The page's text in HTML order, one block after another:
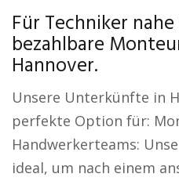
Für Techniker
bezahlbare
Hannover.
Unsere Unterkünfte in
perfekte Option für:
Handwerkerteams:
ideal, um nach einem